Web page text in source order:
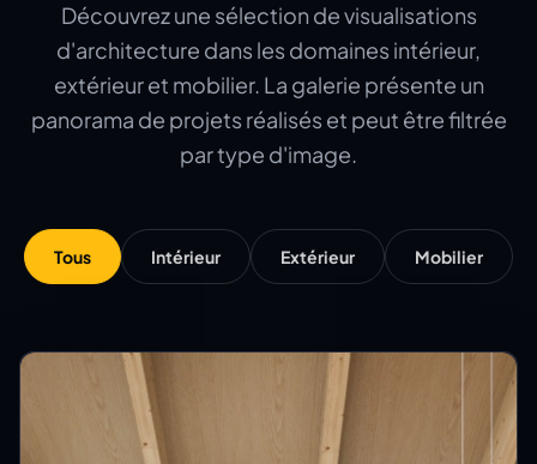
Découvrez une sélection de visualisations
d'architecture dans les domaines intérieur,
extérieur et mobilier. La galerie présente un
panorama de projets réalisés et peut être filtrée
par type d'image.
Tous Intérieur Extérieur Mobilier